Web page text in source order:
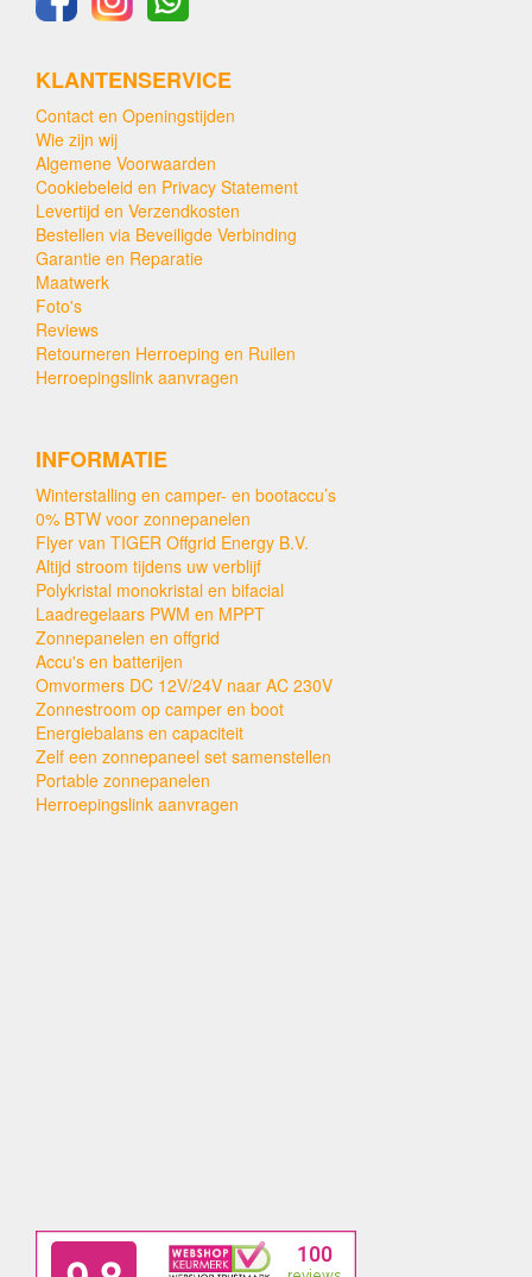
KLANTENSERVICE
Contact en Openingstijden
Wie zijn wij
Algemene Voorwaarden
Cookiebeleid en Privacy Statement
Levertijd en Verzendkosten
Bestellen via Beveiligde Verbinding
Garantie en Reparatie
Maatwerk
Foto's
Reviews
Retourneren Herroeping en Ruilen
Herroepingslink aanvragen
INFORMATIE
Winterstalling en camper- en bootaccu’s
0% BTW voor zonnepanelen
Flyer van TIGER Offgrid Energy B.V.
Altijd stroom tijdens uw verblijf
Polykristal monokristal en bifacial
Laadregelaars PWM en MPPT
Zonnepanelen en offgrid
Accu's en batterijen
Omvormers DC 12V/24V naar AC 230V
Zonnestroom op camper en boot
Energiebalans en capaciteit
Zelf een zonnepaneel set samenstellen
Portable zonnepanelen
Herroepingslink aanvragen